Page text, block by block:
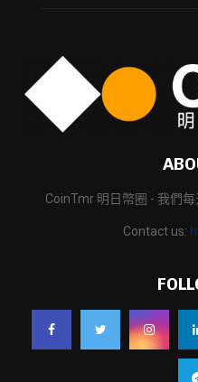
CoinTmr 明日幣圈 - 我們
Contact us: